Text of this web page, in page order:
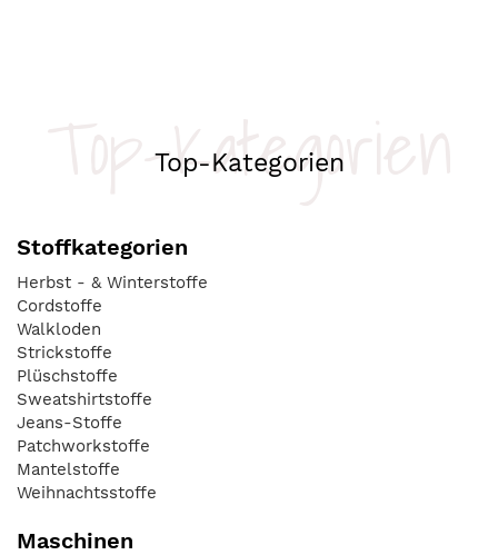
Top-Kategorien
Top-Kategorien
Stoffkategorien
Herbst - & Winterstoffe
Cordstoffe
Walkloden
Strickstoffe
Plüschstoffe
Sweatshirtstoffe
Jeans-Stoffe
Patchworkstoffe
Mantelstoffe
Weihnachtsstoffe
Maschinen